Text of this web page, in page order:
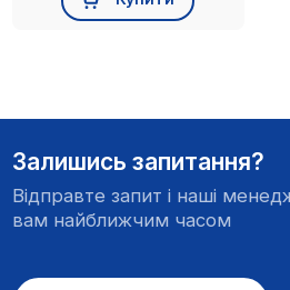
Залишись запитання?
Відправте запит і наші
вам найближчим часом